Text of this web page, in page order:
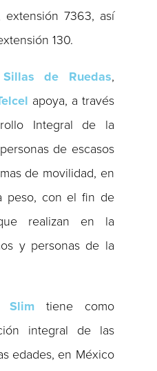
extensión 7363, así
130.
Sillas de Ruedas,
apoya, a través
Integral de la
de escasos
de movilidad, en
peso, con el fin de
realizan en la
y personas de la
Slimtiene como
integral de las
edades, en México